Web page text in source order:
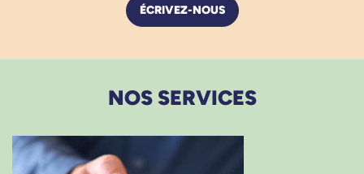
ÉCRIVEZ-NOUS
NOS SERVICES